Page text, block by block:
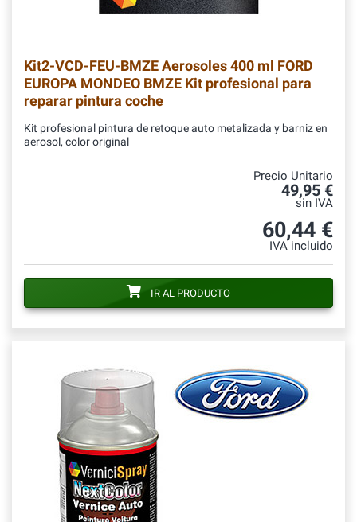
Kit2-VCD-FEU-BMZEAerosoles 400 ml FORD
EUROPA MONDEO BMZE Kit profesional para
reparar pintura coche
Kit profesional pintura de retoque auto metalizada y barniz en
aerosol, color original
Precio Unitario
49,95 €
sin IVA
60,44 €
IVA incluido
IR AL PRODUCTO